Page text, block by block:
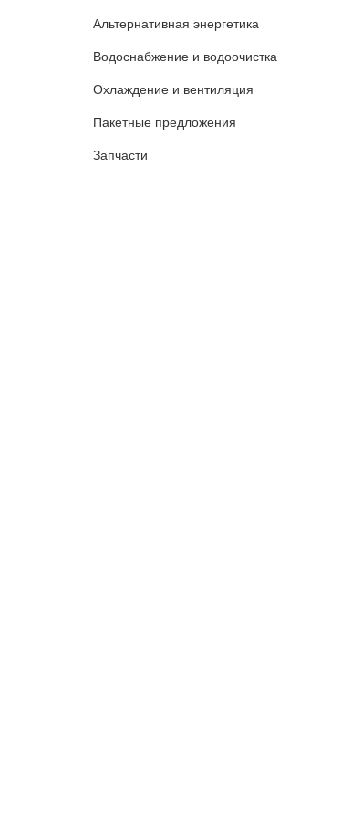
Альтернативная энергетика
Водоснабжение и водоочистка
Охлаждение и вентиляция
Пакетные предложения
Запчасти